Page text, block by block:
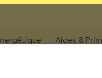
Aides &